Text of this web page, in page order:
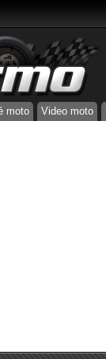
moto Video moto